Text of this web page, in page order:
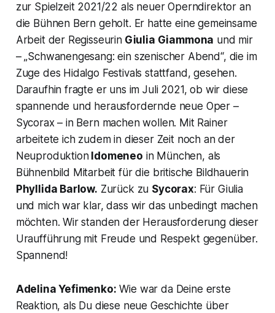
zur Spielzeit 2021/22 als neuer Operndirektor an
die Bühnen Bern geholt. Er hatte eine gemeinsame
Arbeit der RegisseurinGiulia Giammona und mir
– „Schwanengesang: ein szenischer Abend“, die im
Zuge des Hidalgo Festivals stattfand, gesehen.
Daraufhin fragte er uns im Juli 2021, ob wir diese
spannende und herausfordernde neue Oper –
Sycorax – in Bern machen wollen. Mit Rainer
arbeitete ich zudem in dieser Zeit noch an der
NeuproduktionIdomeneo in München, als
Bühnenbild Mitarbeit für die britische Bildhauerin
Phyllida Barlow. Zurück zu Sycorax: Für Giulia
und mich war klar, dass wir das unbedingt machen
möchten. Wir standen der Herausforderung dieser
Uraufführung mit Freude und Respekt gegenüber.
Spannend!
Adelina Yefimenko: Wie war da Deine erste
Reaktion, als Du diese neue Geschichte über